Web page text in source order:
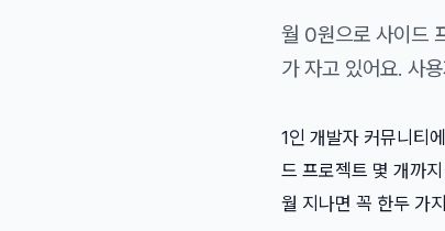
월 0원으로 사이드
가 자고 있어요. 사
1인 개발자 커뮤니티
드 프로젝트 몇 개까
월 지나면 꼭 한두 가